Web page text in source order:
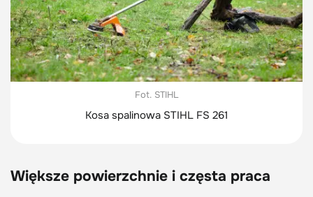
Fot. STIHL
Kosa spalinowa STIHL FS 261
Większe powierzchnie i częsta praca